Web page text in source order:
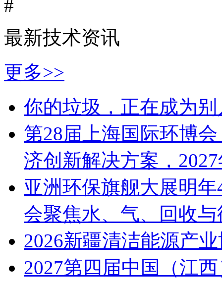
#
最新技术资讯
更多>>
你的垃圾，正在成为
第28届上海国际环博
济创新解决方案，
亚洲环保旗舰大展明
会聚焦水、气、回收
2026新疆清洁能源产
2027第四届中国（江